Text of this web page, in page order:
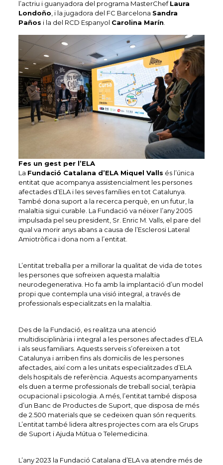
l’actriu i guanyadora del programa MasterChefLaura
Londoño , i la jugadora del FC Barcelona Sandra
Paños i la del RCD Espanyol Carolina Marín
Fes un gest per l’ELA
La Fundació Catalana d’ELA Miquel Valls és l’única
entitat que acompanya assistencialment les persones
afectades d’ELA i les seves famílies en tot Catalunya.
També dona suport a la recerca perquè, en un futur, la
malaltia sigui curable. La Fundació va néixer l’any 2005
impulsada pel seu president, Sr. Enric M. Valls, el pare del
qual va morir anys abans a causa de l’Esclerosi Lateral
Amiotròfica i dona nom a l’entitat.
L’entitat treballa per a millorar la qualitat de vida de totes
les persones que sofreixen aquesta malaltia
neurodegenerativa. Ho fa amb la implantació d’un model
propi que contempla una visió integral, a través de
professionals especialitzats en la malaltia.
Des de la Fundació, es realitza una atenció
multidisciplinària i integral a les persones afectades d’ELA
i als seus familiars. Aquests serveis s’ofereixen a tot
Catalunya i arriben fins als domicilis de les persones
afectades, així com a les unitats especialitzades d’ELA
dels hospitals de referència. Aquests acompanyaments
els duen a terme professionals de treball social, teràpia
ocupacional i psicologia. A més, l’entitat també disposa
d’un Banc de Productes de Suport, que disposa de més
de 2.500 materials que se cedeixen quan són requerits.
L’entitat també lidera altres projectes com ara els Grups
de Suport i Ajuda Mútua o Telemedicina.
L’any 2023 la Fundació Catalana d’ELA va atendre més de